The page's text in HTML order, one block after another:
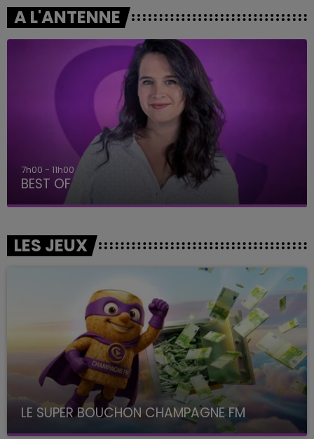
A L'ANTENNE
7h00 - 11h00
BEST OF
LES JEUX
LE SUPER BOUCHON CHAMPAGNE FM
avec La Famille Champagne FM, à 8H10